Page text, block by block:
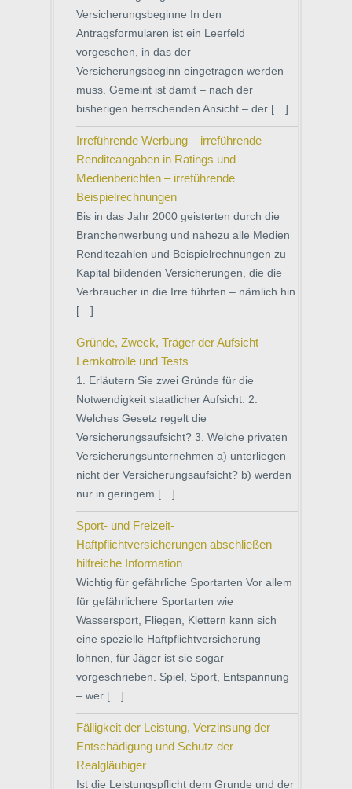
Versicherungsbeginne In den
Antragsformularen ist ein Leerfeld
vorgesehen, in das der
Versicherungsbeginn eingetragen werden
muss. Gemeint ist damit – nach der
bisherigen herrschenden Ansicht – der […]
Irreführende Werbung – irreführende
Renditeangaben in Ratings und
Medienberichten – irreführende
Beispielrechnungen
Bis in das Jahr 2000 geisterten durch die
Branchenwerbung und nahezu alle Medien
Renditezahlen und Beispielrechnungen zu
Kapital bildenden Versicherungen, die die
Verbraucher in die Irre führten – nämlich hin
[…]
Gründe, Zweck, Träger der Aufsicht –
Lernkotrolle und Tests
1. Erläutern Sie zwei Gründe für die
Notwendigkeit staatlicher Aufsicht. 2.
Welches Gesetz regelt die
Versicherungsaufsicht? 3. Welche privaten
Versicherungsunternehmen a) unterliegen
nicht der Versicherungsaufsicht? b) werden
nur in geringem […]
Sport- und Freizeit-
Haftpflichtversicherungen abschließen –
hilfreiche Information
Wichtig für gefährliche Sportarten Vor allem
für gefährlichere Sportarten wie
Wassersport, Fliegen, Klettern kann sich
eine spezielle Haftpflichtversicherung
lohnen, für Jäger ist sie sogar
vorgeschrieben. Spiel, Sport, Entspannung
– wer […]
Fälligkeit der Leistung, Verzinsung der
Entschädigung und Schutz der
Realgläubiger
Ist die Leistungspflicht dem Grunde und der